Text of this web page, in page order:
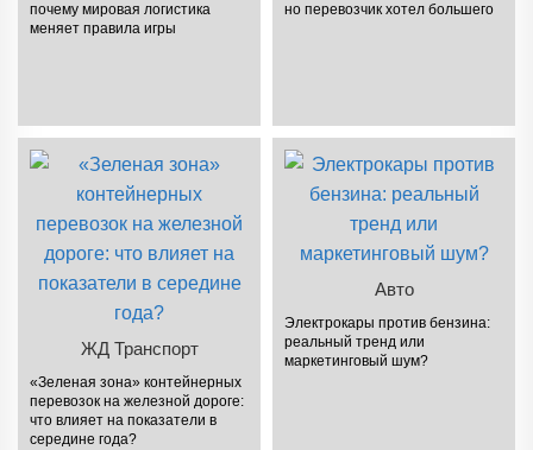
почему мировая логистика
меняет правила игры
но перевозчик хотел большего
ЖД Транспорт
«Зеленая зона» контейнерных
перевозок на железной дороге:
что влияет на показатели в
середине года?
Авто
Электрокары против бензина:
реальный тренд или
маркетинговый шум?